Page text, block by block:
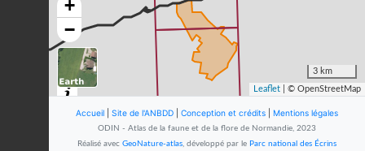
12
observations
Dernière observation en
Crapaud commun (Le)
Bufo bufo
(Linnaeus, 1758)
Dernière observation en
+
−
3 km
Leaflet | © OpenStreetMap
Accueil Site de l'ANBDD Conception et crédits Mentions légales
ODIN - Atlas de la faune et de la flore de Normandie, 2023
Réalisé avec GeoNature-atlas, développé par le Parc national des Écrins